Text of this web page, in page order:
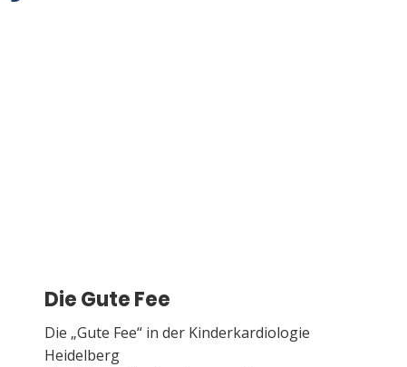
Die Gute Fee
Die „Gute Fee“ in der Kinderkardiologie
Heidelberg